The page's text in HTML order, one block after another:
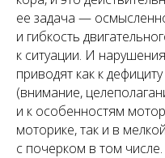
ее задача —
и гибкость
к ситуации. И
приводят как к
(внимание,
и к особенностям
моторике, так и в
с почерком в том числе.